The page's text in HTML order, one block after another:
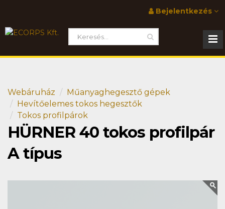
Bejelentkezés
Webáruház
Műanyaghegesztő gépek
Hevítőelemes tokos hegesztők
Tokos profilpárok
HÜRNER 40 tokos profilpár
A típus